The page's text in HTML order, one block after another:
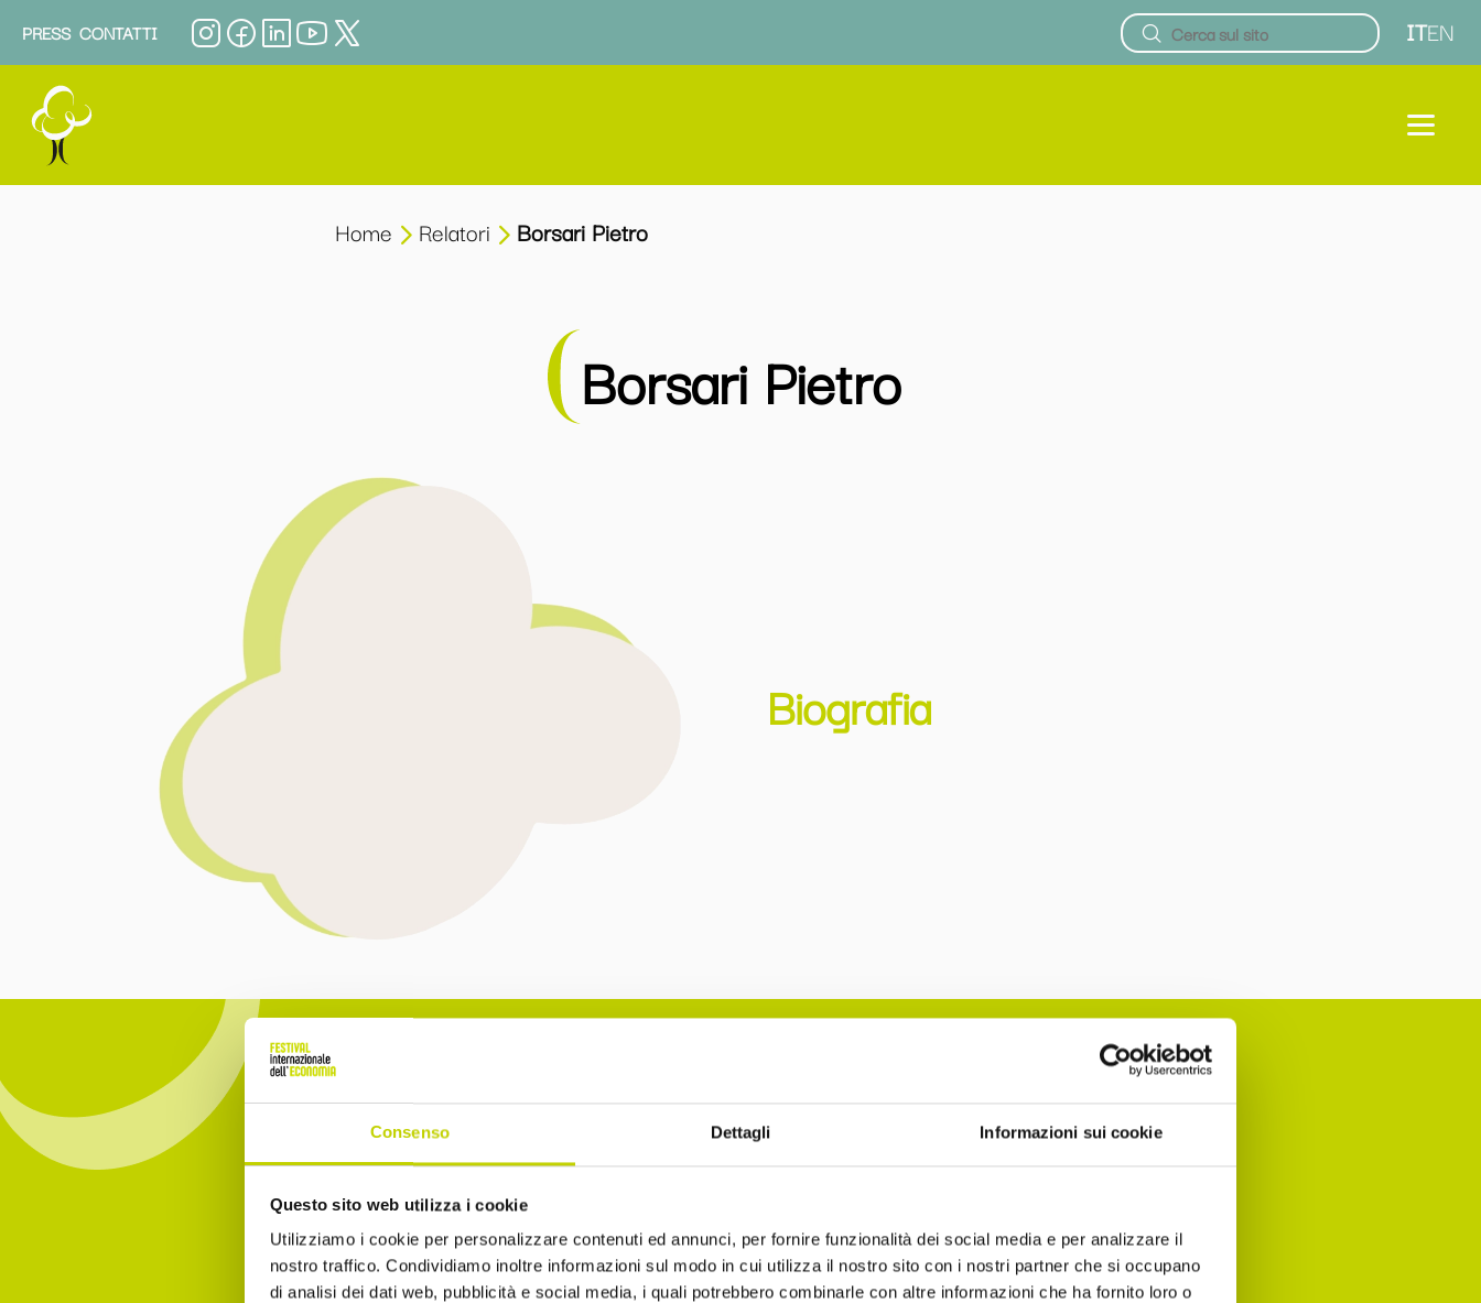
Consenso Dettagli Informazioni sui cookie
Questo sito web utilizza i cookie
Utilizziamo i cookie per personalizzare contenuti ed annunci, per fornire funzionalità dei social media e per analizzare il
nostro traffico. Condividiamo inoltre informazioni sul modo in cui utilizza il nostro sito con i nostri partner che si occupano
di analisi dei dati web, pubblicità e social media, i quali potrebbero combinarle con altre informazioni che ha fornito loro o
PRESS CONTATTI ITEN
Home Relatori Borsari Pietro
Borsari Pietro
Biografia
La Newsletter del Festival
essere sempre informato sulle novità e gli appuntamenti in agenda!
Email